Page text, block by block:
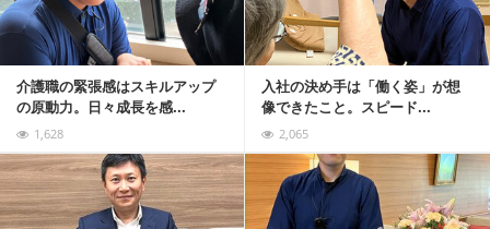
介護職の緊張感はスキルアップ
の原動力。日々成長を感...
1,628
入社の決め手は「働く姿」が想
像できたこと。スピード...
2,065
記事を読む